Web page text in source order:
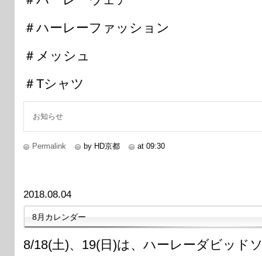
＃ハーレーファッション
＃メッシュ
＃Tシャツ
お知らせ
Permalink by HD京都 at 09:30
2018.08.04
8月カレンダー
8/18(土)、19(日)は、ハーレーダビッド